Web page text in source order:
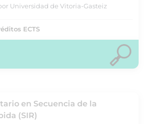
Universidad de Vitoria-Gasteiz
ECTS
en Secuencia de la
(SIR)